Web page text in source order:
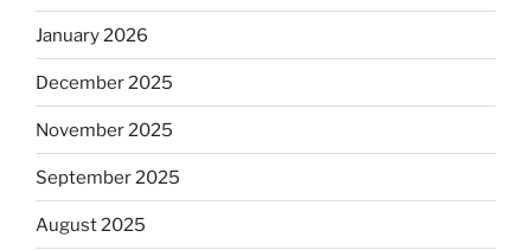
January 2026
December 2025
November 2025
September 2025
August 2025